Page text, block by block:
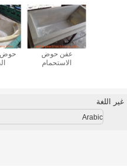
حوض
عفن حوض
الاستحمام
غير اللغة
Arabic